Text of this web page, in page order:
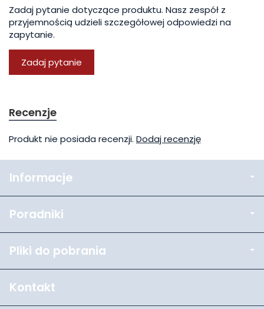
Zadaj pytanie dotyczące produktu. Nasz zespół z
przyjemnością udzieli szczegółowej odpowiedzi na
zapytanie.
Zadaj pytanie
Recenzje
Produkt nie posiada recenzji. Dodaj recenzję
Informacje
Poradniki
Pliki do pobrania
Kontakt